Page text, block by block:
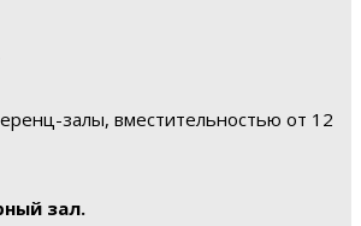
залы, вместительностью от 12
зал.